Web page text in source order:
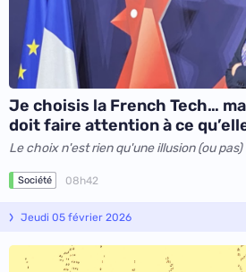
Je choisis la French Tech…
doit faire attention à ce
Le choix n'est rien qu'une illusion (ou pas)
Société 08h42
Jeudi 05 février 2026